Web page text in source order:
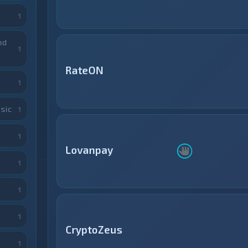
RateON
Lovanpay
CryptoZeus
1
1
1
1
1
1
1
1
1